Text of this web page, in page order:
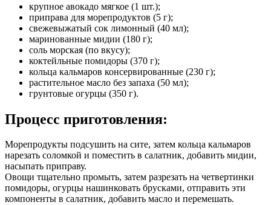
крупное авокадо мягкое (1 шт.);
приправа для морепродуктов (5 г);
свежевыжатый сок лимонный (40 мл);
маринованные мидии (180 г);
соль морская (по вкусу);
коктейльные помидоры (370 г);
кольца кальмаров консервированные (230 г);
растительное масло без запаха (50 мл);
грунтовые огурцы (350 г).
Процесс приготовления:
Морепродукты подсушить на сите, затем кольца кальмаров
нарезать соломкой и поместить в салатник, добавить мидии,
насыпать приправу.
Овощи тщательно промыть, затем разрезать на четвертинки
помидоры, огурцы нашинковать брусками, отправить эти
компоненты в салатник, добавить масло и перемешать.